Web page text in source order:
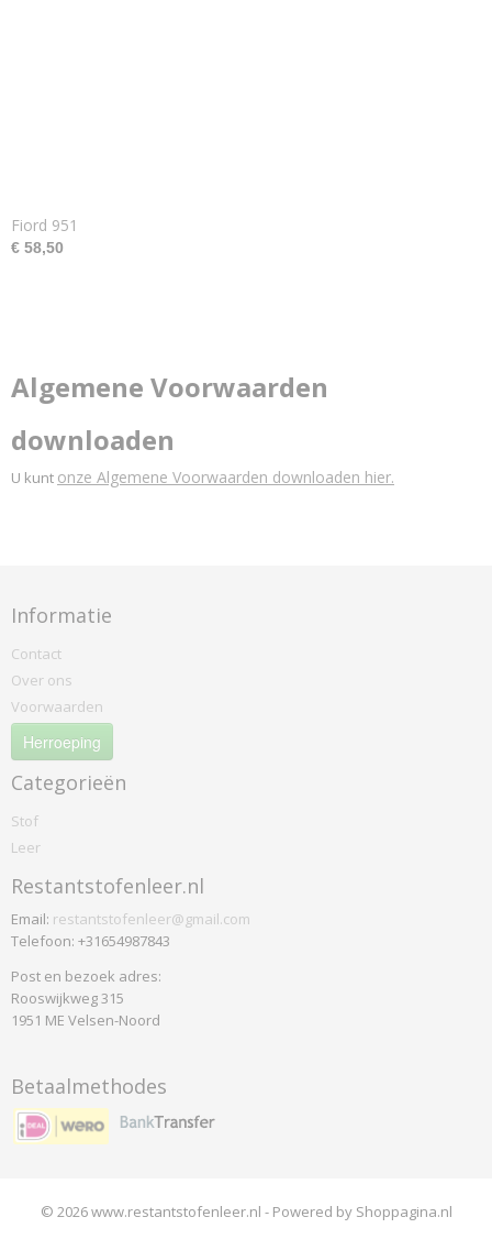
Fiord 951
€ 58,50
Algemene Voorwaarden
downloaden
U kunt onze Algemene Voorwaarden downloaden hier.
Informatie
Contact
Over ons
Voorwaarden
Herroeping
Categorieën
Stof
Leer
Restantstofenleer.nl
Email: restantstofenleer@gmail.com
Telefoon: +31654987843
Post en bezoek adres:
Rooswijkweg 315
1951 ME Velsen-Noord
Betaalmethodes
© 2026 www.restantstofenleer.nl - Powered by Shoppagina.nl